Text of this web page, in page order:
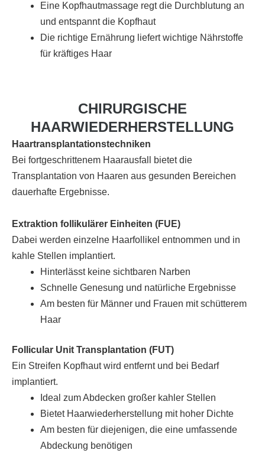
Eine Kopfhautmassage regt die Durchblutung an
und entspannt die Kopfhaut
Die richtige Ernährung liefert wichtige Nährstoffe
für kräftiges Haar
CHIRURGISCHE
HAARWIEDERHERSTELLUNG
Haartransplantationstechniken
Bei fortgeschrittenem Haarausfall bietet die
Transplantation von Haaren aus gesunden Bereichen
dauerhafte Ergebnisse.
Extraktion follikulärer Einheiten (FUE)
Dabei werden einzelne Haarfollikel entnommen und in
kahle Stellen implantiert.
Hinterlässt keine sichtbaren Narben
Schnelle Genesung und natürliche Ergebnisse
Am besten für Männer und Frauen mit schütterem
Haar
Follicular Unit Transplantation (FUT)
Ein Streifen Kopfhaut wird entfernt und bei Bedarf
implantiert.
Ideal zum Abdecken großer kahler Stellen
Bietet Haarwiederherstellung mit hoher Dichte
Am besten für diejenigen, die eine umfassende
Abdeckung benötigen